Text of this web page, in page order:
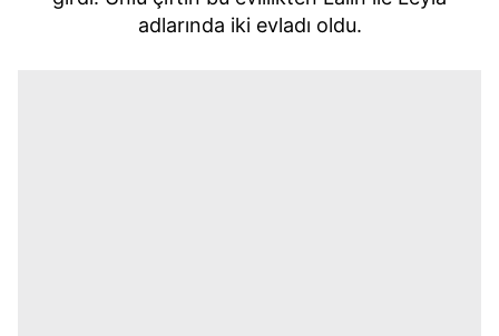
adlarında iki evladı oldu.